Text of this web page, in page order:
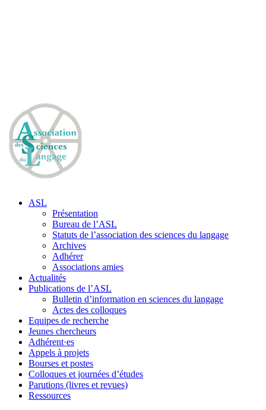
ASL
Présentation
Bureau de l’ASL
Statuts de l’association des sciences du langage
Archives
Adhérer
Associations amies
Actualités
Publications de l’ASL
Bulletin d’information en sciences du langage
Actes des colloques
Equipes de recherche
Jeunes chercheurs
Adhérent·es
Appels à projets
Bourses et postes
Colloques et journées d’études
Parutions (livres et revues)
Ressources